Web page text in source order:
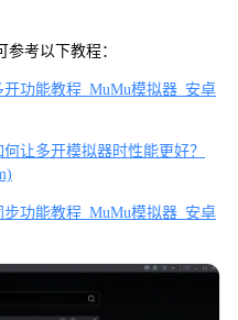
考以下教程：
开功能教程_MuMu模拟器_安卓
让多开模拟器时性能更好？
步功能教程_MuMu模拟器_安卓